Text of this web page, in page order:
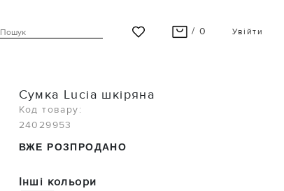
/ 0
Останні модні новинки чекають на Вас!
Увійти
Сумка Lucia шкіряна
Код товару:
24029953
ВЖЕ РОЗПРОДАНО
Інші кольори